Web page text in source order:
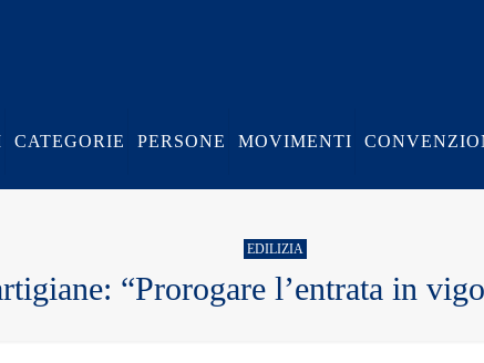
CATEGORIE PERSONE MOVIMENTI
EDILIZIA
“Prorogare l’entrata in